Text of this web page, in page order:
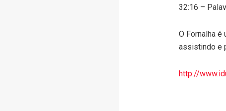
32:16 –
O Fornalha
assistindo e
http://